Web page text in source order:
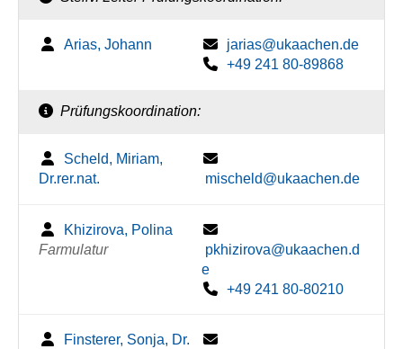
Arias, Johann
jarias@ukaachen.de
+49 241 80-89868
Prüfungskoordination:
Scheld, Miriam,
Dr.rer.nat.
mischeld@ukaachen.de
Khizirova, Polina
Farmulatur
pkhizirova@ukaachen.d
e
+49 241 80-80210
Finsterer, Sonja, Dr.